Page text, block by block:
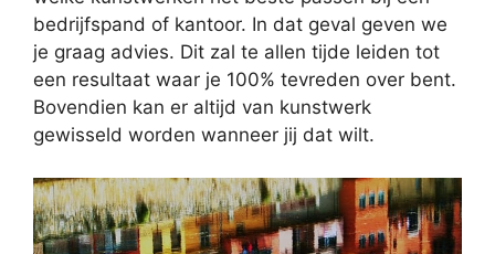
bedrijfspand of kantoor. In dat geval geven we
je graag advies. Dit zal te allen tijde leiden tot
een resultaat waar je 100% tevreden over bent.
Bovendien kan er altijd van kunstwerk
gewisseld worden wanneer jij dat wilt.